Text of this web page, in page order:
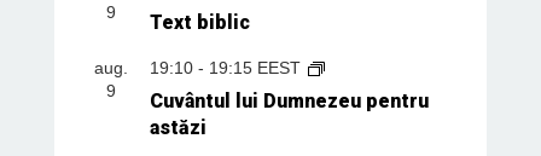
9
Text biblic
aug.
9
19:10- 19:15 EEST
Cuvântul lui Dumnezeu pentru
astăzi